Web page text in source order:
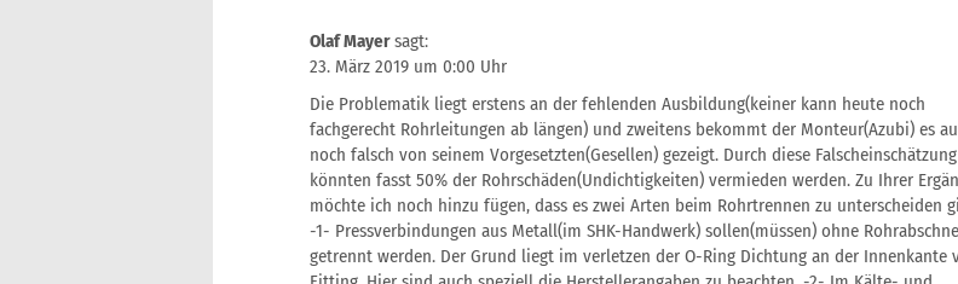
Olaf Mayer sagt:
23. März 2019 um 0:00 Uhr
Die Problematik liegt erstens an der fehlenden Ausbildung(keiner kann heute noch
fachgerecht Rohrleitungen ab längen) und zweitens bekommt der Monteur(Azubi) es
noch falsch von seinem Vorgesetzten(Gesellen) gezeigt. Durch diese Falscheinschätzung
könnten fasst 50% der Rohrschäden(Undichtigkeiten) vermieden werden. Zu Ihrer
möchte ich noch hinzu fügen, dass es zwei Arten beim Rohrtrennen zu unterscheiden
-1- Pressverbindungen aus Metall(im SHK-Handwerk) sollen(müssen) ohne
getrennt werden. Der Grund liegt im verletzen der O-Ring Dichtung an der Innenkante